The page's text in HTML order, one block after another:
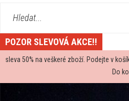
Hledat...
POZOR SLEVOVÁ AKCE!!
sleva 50% na veškeré zboží. Podejte v
Do